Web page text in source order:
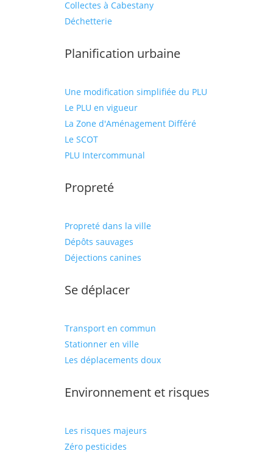
Collectes à Cabestany
Déchetterie
Planification urbaine
Une modification simplifiée du PLU
Le PLU en vigueur
La Zone d'Aménagement Différé
Le SCOT
PLU Intercommunal
Propreté
Propreté dans la ville
Dépôts sauvages
Déjections canines
Se déplacer
Transport en commun
Stationner en ville
Les déplacements doux
Environnement et risques
Les risques majeurs
Zéro pesticides